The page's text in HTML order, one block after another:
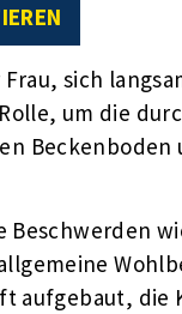
sich
um die
Beckenboden
Beschwerden
aufgebaut, die